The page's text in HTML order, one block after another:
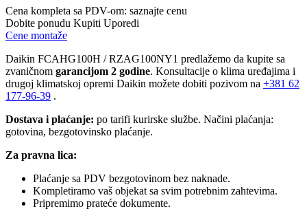
Cena kompleta sa PDV-om: saznajte cenu
Dobite ponudu Kupiti Uporedi
Cene montaže
Daikin FCAHG100H / RZAG100NY1 predlažemo da kupite sa
zvaničnom garancijom 2 godine. Konsultacije o klima uređajima i
drugoj klimatskoj opremi Daikin možete dobiti pozivom na +381 62
177-96-39 .
Dostava i plaćanje: po tarifi kurirske službe. Načini plaćanja:
gotovina, bezgotovinsko plaćanje.
Za pravna lica:
Plaćanje sa PDV bezgotovinom bez naknade.
Kompletiramo vaš objekat sa svim potrebnim zahtevima.
Pripremimo prateće dokumente.